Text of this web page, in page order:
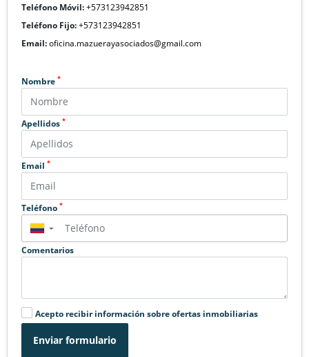
Teléfono Móvil:+573123942851
Teléfono Fijo:+573123942851
Email:oficina.mazuerayasociados@gmail.com
Nombre *
Apellidos *
Email *
Teléfono *
▼
Comentarios
Acepto recibir información sobre ofertas inmobiliarias
Enviar formulario